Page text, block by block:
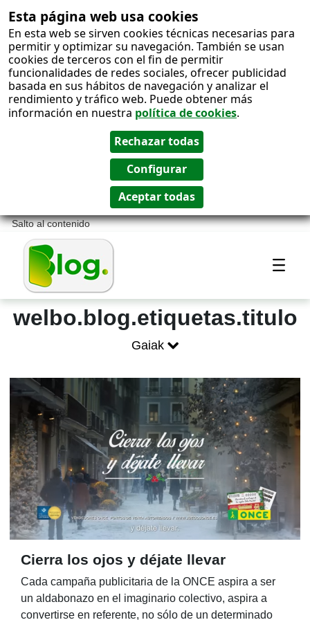
Esta página web usa cookies
En esta web se sirven cookies técnicas necesarias para
permitir y optimizar su navegación. También se usan
cookies de terceros con el fin de permitir
funcionalidades de redes sociales, ofrecer publicidad
basada en sus hábitos de navegación y analizar el
rendimiento y tráfico web. Puede obtener más
información en nuestra política de cookies.
Salto al contenido
Blog ONCE -
Cierra los ojos y déjate llevar
Cada campaña publicitaria de la ONCE aspira a ser
un aldabonazo en el imaginario colectivo, aspira a
convertirse en referente, no sólo de un determinado
welbo.blog.etiquetas.titulo
Gaiak